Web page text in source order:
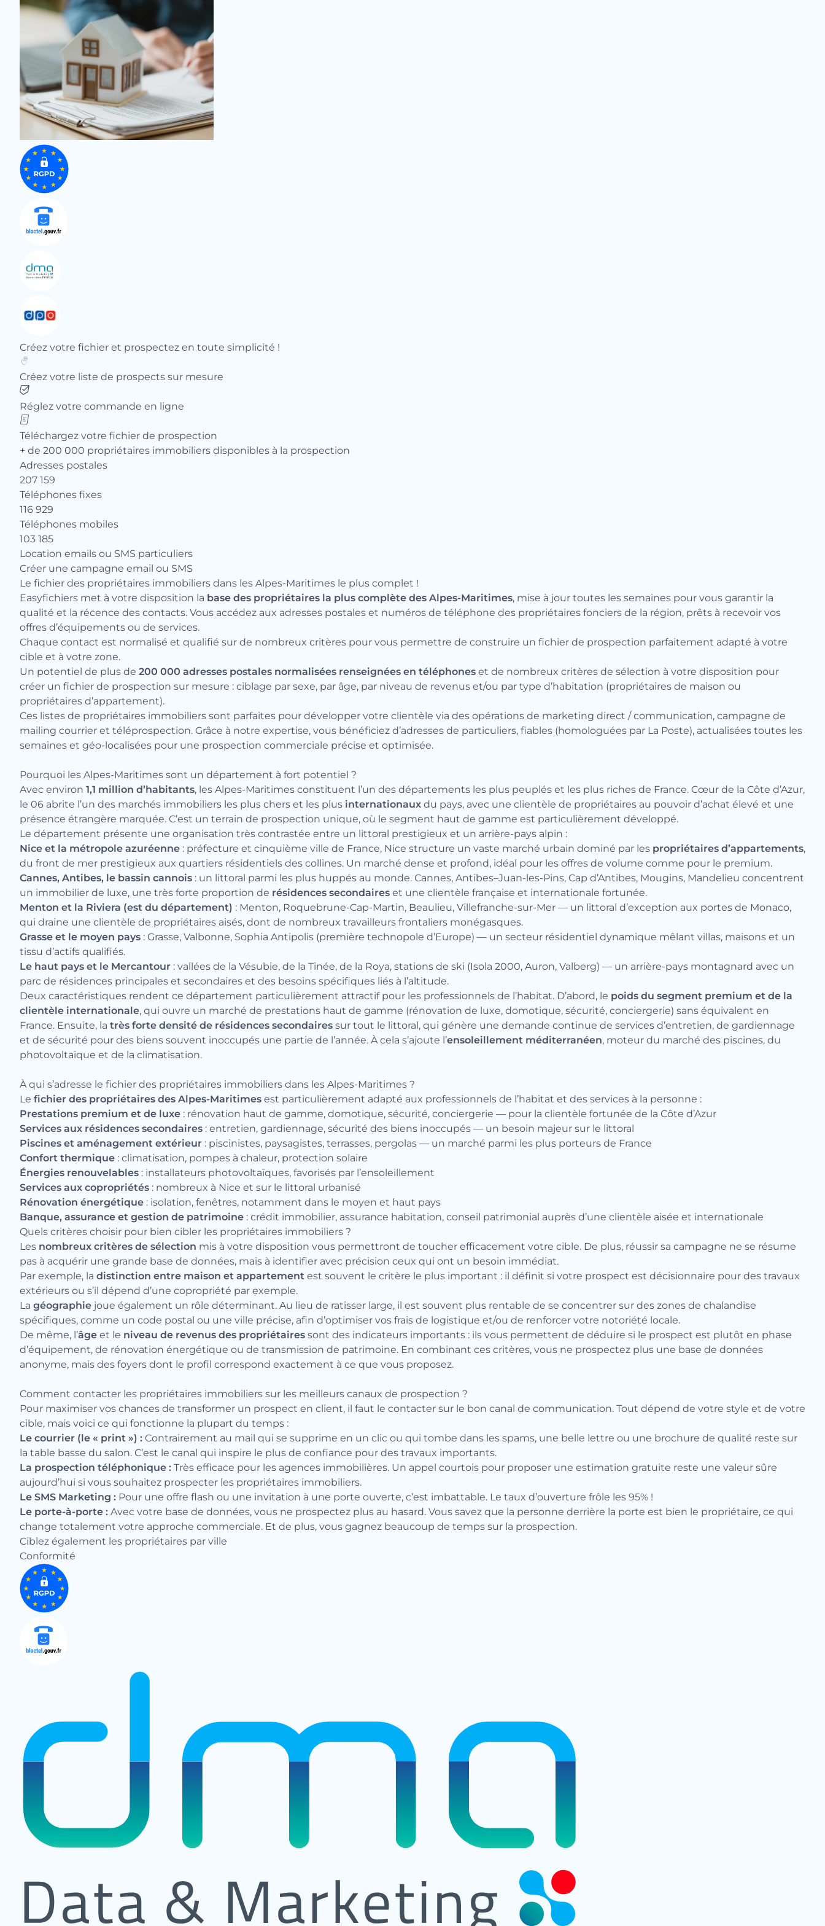
Créez votre fichier et prospectez en toute simplicité !
Créez votre liste de prospects sur mesure
Réglez votre commande en ligne
Téléchargez votre fichier de prospection
+ de 200 000 propriétaires immobiliers disponibles à la prospection
Adresses postales
207 159
Téléphones fixes
116 929
Téléphones mobiles
103 185
Location emails ou SMS particuliers
Créer une campagne email ou SMS
Le fichier des propriétaires immobiliers dans les Alpes-Maritimes le plus complet !
Easyfichiers met à votre disposition la base des propriétaires la plus complète des Alpes-Maritimes, mise à jour toutes les semaines pour vous garantir la
qualité et la récence des contacts. Vous accédez aux adresses postales et numéros de téléphone des propriétaires fonciers de la région, prêts à recevoir vos
offres d’équipements ou de services.
Chaque contact est normalisé et qualifié sur de nombreux critères pour vous permettre de construire un fichier de prospection parfaitement adapté à votre
cible et à votre zone.
Un potentiel de plus de 200 000 adresses postales normalisées renseignées en téléphones et de nombreux critères de sélection à votre disposition pour
créer un fichier de prospection sur mesure : ciblage par sexe, par âge, par niveau de revenus et/ou par type d’habitation (propriétaires de maison ou
propriétaires d’appartement).
Ces listes de propriétaires immobiliers sont parfaites pour développer votre clientèle via des opérations de marketing direct / communication, campagne de
mailing courrier et téléprospection. Grâce à notre expertise, vous bénéficiez d’adresses de particuliers, fiables (homologuées par La Poste), actualisées toutes les
semaines et géo-localisées pour une prospection commerciale précise et optimisée.
Pourquoi les Alpes-Maritimes sont un département à fort potentiel ?
Avec environ 1,1 million d’habitants, les Alpes-Maritimes constituent l’un des départements les plus peuplés et les plus riches de France. Cœur de la Côte d’Azur,
le 06 abrite l’un des marchés immobiliers les plus chers et les plus internationaux du pays, avec une clientèle de propriétaires au pouvoir d’achat élevé et une
présence étrangère marquée. C’est un terrain de prospection unique, où le segment haut de gamme est particulièrement développé.
Le département présente une organisation très contrastée entre un littoral prestigieux et un arrière-pays alpin :
Nice et la métropole azuréenne : préfecture et cinquième ville de France, Nice structure un vaste marché urbain dominé par les propriétaires d’appartements,
du front de mer prestigieux aux quartiers résidentiels des collines. Un marché dense et profond, idéal pour les offres de volume comme pour le premium.
Cannes, Antibes, le bassin cannois : un littoral parmi les plus huppés au monde. Cannes, Antibes–Juan-les-Pins, Cap d’Antibes, Mougins, Mandelieu concentrent
un immobilier de luxe, une très forte proportion de résidences secondaires et une clientèle française et internationale fortunée.
Menton et la Riviera (est du département) : Menton, Roquebrune-Cap-Martin, Beaulieu, Villefranche-sur-Mer — un littoral d’exception aux portes de Monaco,
qui draine une clientèle de propriétaires aisés, dont de nombreux travailleurs frontaliers monégasques.
Grasse et le moyen pays : Grasse, Valbonne, Sophia Antipolis (première technopole d’Europe) — un secteur résidentiel dynamique mêlant villas, maisons et un
tissu d’actifs qualifiés.
Le haut pays et le Mercantour : vallées de la Vésubie, de la Tinée, de la Roya, stations de ski (Isola 2000, Auron, Valberg) — un arrière-pays montagnard avec un
parc de résidences principales et secondaires et des besoins spécifiques liés à l’altitude.
Deux caractéristiques rendent ce département particulièrement attractif pour les professionnels de l’habitat. D’abord, le poids du segment premium et de la
clientèle internationale, qui ouvre un marché de prestations haut de gamme (rénovation de luxe, domotique, sécurité, conciergerie) sans équivalent en
France. Ensuite, la très forte densité de résidences secondaires sur tout le littoral, qui génère une demande continue de services d’entretien, de gardiennage
et de sécurité pour des biens souvent inoccupés une partie de l’année. À cela s’ajoute l’ensoleillement méditerranéen, moteur du marché des piscines, du
photovoltaïque et de la climatisation.
À qui s’adresse le fichier des propriétaires immobiliers dans les Alpes-Maritimes ?
Le fichier des propriétaires des Alpes-Maritimes est particulièrement adapté aux professionnels de l’habitat et des services à la personne :
Prestations premium et de luxe : rénovation haut de gamme, domotique, sécurité, conciergerie — pour la clientèle fortunée de la Côte d’Azur
Services aux résidences secondaires : entretien, gardiennage, sécurité des biens inoccupés — un besoin majeur sur le littoral
Piscines et aménagement extérieur : piscinistes, paysagistes, terrasses, pergolas — un marché parmi les plus porteurs de France
Confort thermique : climatisation, pompes à chaleur, protection solaire
Énergies renouvelables : installateurs photovoltaïques, favorisés par l’ensoleillement
Services aux copropriétés : nombreux à Nice et sur le littoral urbanisé
Rénovation énergétique : isolation, fenêtres, notamment dans le moyen et haut pays
Banque, assurance et gestion de patrimoine : crédit immobilier, assurance habitation, conseil patrimonial auprès d’une clientèle aisée et internationale
Quels critères choisir pour bien cibler les propriétaires immobiliers ?
Les nombreux critères de sélection mis à votre disposition vous permettront de toucher efficacement votre cible. De plus, réussir sa campagne ne se résume
pas à acquérir une grande base de données, mais à identifier avec précision ceux qui ont un besoin immédiat.
Par exemple, la distinction entre maison et appartement est souvent le critère le plus important : il définit si votre prospect est décisionnaire pour des travaux
extérieurs ou s’il dépend d’une copropriété par exemple.
La géographie joue également un rôle déterminant. Au lieu de ratisser large, il est souvent plus rentable de se concentrer sur des zones de chalandise
spécifiques, comme un code postal ou une ville précise, afin d’optimiser vos frais de logistique et/ou de renforcer votre notoriété locale.
De même, l’âge et le niveau de revenus des propriétaires sont des indicateurs importants : ils vous permettent de déduire si le prospect est plutôt en phase
d’équipement, de rénovation énergétique ou de transmission de patrimoine. En combinant ces critères, vous ne prospectez plus une base de données
anonyme, mais des foyers dont le profil correspond exactement à ce que vous proposez.
Comment contacter les propriétaires immobiliers sur les meilleurs canaux de prospection ?
Pour maximiser vos chances de transformer un prospect en client, il faut le contacter sur le bon canal de communication. Tout dépend de votre style et de votre
cible, mais voici ce qui fonctionne la plupart du temps :
Le courrier (le « print ») : Contrairement au mail qui se supprime en un clic ou qui tombe dans les spams, une belle lettre ou une brochure de qualité reste sur
la table basse du salon. C’est le canal qui inspire le plus de confiance pour des travaux importants.
La prospection téléphonique : Très efficace pour les agences immobilières. Un appel courtois pour proposer une estimation gratuite reste une valeur sûre
aujourd’hui si vous souhaitez prospecter les propriétaires immobiliers.
Le SMS Marketing : Pour une offre flash ou une invitation à une porte ouverte, c’est imbattable. Le taux d’ouverture frôle les 95% !
Le porte-à-porte : Avec votre base de données, vous ne prospectez plus au hasard. Vous savez que la personne derrière la porte est bien le propriétaire, ce qui
change totalement votre approche commerciale. Et de plus, vous gagnez beaucoup de temps sur la prospection.
Ciblez également les propriétaires par ville
Conformité